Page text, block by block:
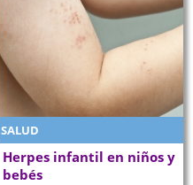
SALUD
Herpes infantil en niños y
bebés